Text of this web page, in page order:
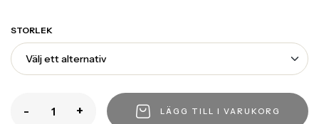
STORLEK
- + LÄGG TILL I VARUKORG